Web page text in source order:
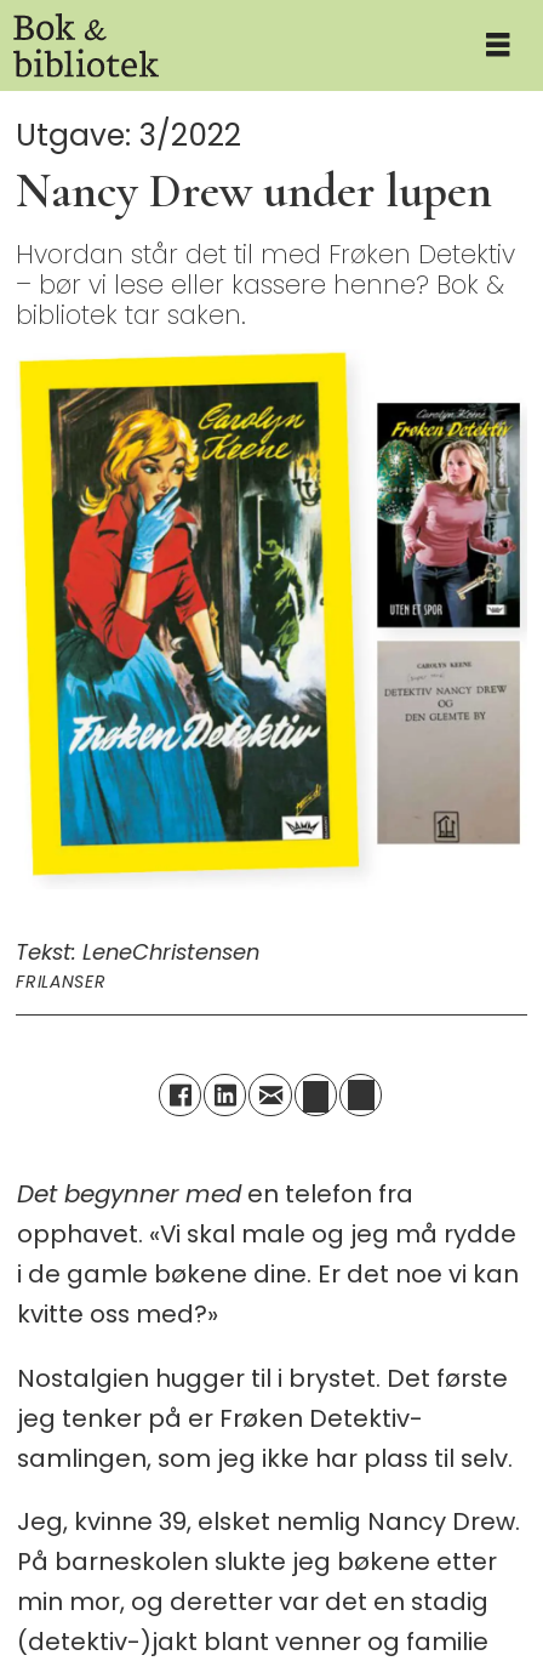
Utgave: 3/2022
Nancy Drew under lupen
Hvordan står det til med Frøken Detektiv
– bør vi lese eller kassere henne? Bok &
bibliotek tar saken.
Tekst: LeneChristensen
FRILANSER
Det begynner meden telefon fra
opphavet. «Vi skal male og jeg må rydde
i de gamle bøkene dine. Er det noe vi kan
kvitte oss med?»
Nostalgien hugger til i brystet. Det første
jeg tenker på er Frøken Detektiv-
samlingen, som jeg ikke har plass til selv.
Jeg, kvinne 39, elsket nemlig Nancy Drew.
På barneskolen slukte jeg bøkene etter
min mor, og deretter var det en stadig
(detektiv-)jakt blant venner og familie